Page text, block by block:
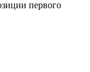
первого